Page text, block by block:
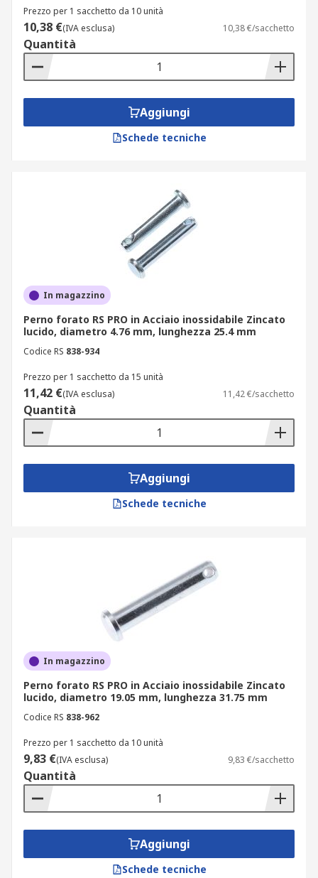
Prezzo per 1 sacchetto da 10 unità
10,38 €(IVA esclusa) 10,38 €/sacchetto
Quantità
Aggiungi
Schede tecniche
In magazzino
Perno forato RS PRO in Acciaio inossidabile Zincato
lucido, diametro 4.76 mm, lunghezza 25.4 mm
Codice RS 838-934
Prezzo per 1 sacchetto da 15 unità
11,42 €(IVA esclusa) 11,42 €/sacchetto
Quantità
Aggiungi
Schede tecniche
In magazzino
Perno forato RS PRO in Acciaio inossidabile Zincato
lucido, diametro 19.05 mm, lunghezza 31.75 mm
Codice RS 838-962
Prezzo per 1 sacchetto da 10 unità
9,83 €(IVA esclusa) 9,83 €/sacchetto
Quantità
Aggiungi
Schede tecniche